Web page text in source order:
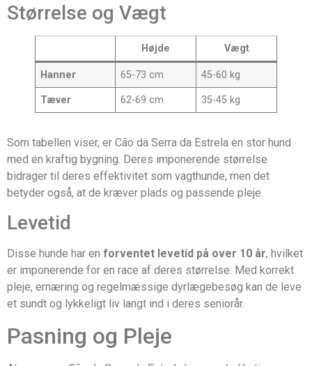
Størrelse og Vægt
Højde Vægt
Hanner 65-73 cm 45-60 kg
Tæver 62-69 cm 35-45 kg
Som tabellen viser, er Cão da Serra da Estrela en stor hund
med en kraftig bygning. Deres imponerende størrelse
bidrager til deres effektivitet som vagthunde, men det
betyder også, at de kræver plads og passende pleje.
Levetid
Disse hunde har en forventet levetid på over 10 år, hvilket
er imponerende for en race af deres størrelse. Med korrekt
pleje, ernæring og regelmæssige dyrlægebesøg kan de leve
et sundt og lykkeligt liv langt ind i deres seniorår.
Pasning og Pleje